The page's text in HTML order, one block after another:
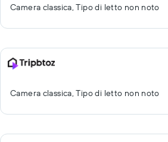
Camera classica, Tipo di letto non noto
Camera classica, Tipo di letto non noto